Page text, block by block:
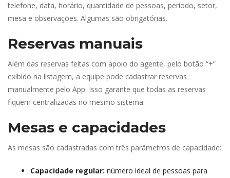
telefone, data, horário, quantidade de pessoas, período, setor,
mesa e observações. Algumas são obrigatórias.
Reservas manuai
Além das reservas feitas com apoio do agente, pelo botão “+”
exibido na listagem, a equipe pode cadastrar reservas
manualmente pelo App. Isso garante que todas as reservas
fiquem centralizadas no mesmo sistema.
Mesas e capacidade
As mesas são cadastradas com três parâmetros de capacidade:
Capacidade regular: número ideal de pessoas para